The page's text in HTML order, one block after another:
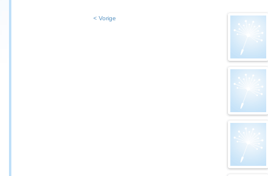
< Vorige